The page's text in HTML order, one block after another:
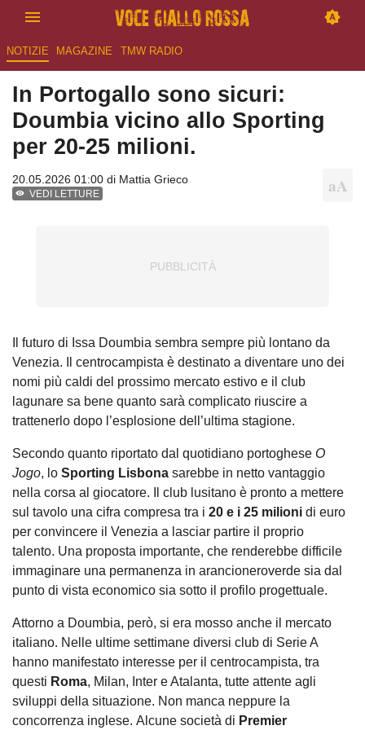
NOTIZIE MAGAZINE TMW RADIO
In Portogallo sono sicuri:
Doumbia vicino allo Sporting
per 20-25 milioni.
20.05.2026 01:00 di Mattia Grieco
VEDI LETTURE
Il futuro di Issa Doumbia sembra sempre più lontano da
Venezia. Il centrocampista è destinato a diventare uno dei
nomi più caldi del prossimo mercato estivo e il club
lagunare sa bene quanto sarà complicato riuscire a
trattenerlo dopo l’esplosione dell’ultima stagione.
Secondo quanto riportato dal quotidiano portoghese O
Jogo, lo Sporting Lisbona sarebbe in netto vantaggio
nella corsa al giocatore. Il club lusitano è pronto a mettere
sul tavolo una cifra compresa tra i 20 e i 25 milioni di euro
per convincere il Venezia a lasciar partire il proprio
talento. Una proposta importante, che renderebbe difficile
immaginare una permanenza in arancioneroverde sia dal
punto di vista economico sia sotto il profilo progettuale.
Attorno a Doumbia, però, si era mosso anche il mercato
italiano. Nelle ultime settimane diversi club di Serie A
hanno manifestato interesse per il centrocampista, tra
questi Roma, Milan, Inter e Atalanta, tutte attente agli
sviluppi della situazione. Non manca neppure la
concorrenza inglese. Alcune società di Premier